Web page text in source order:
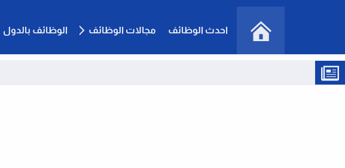
احدث الوظائف مجالات الوظائف الوظائف بالدول